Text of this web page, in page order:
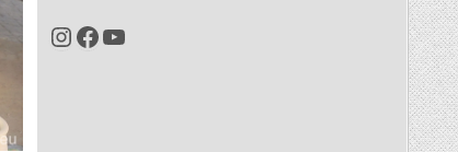
Instagram
Facebook
YouTube